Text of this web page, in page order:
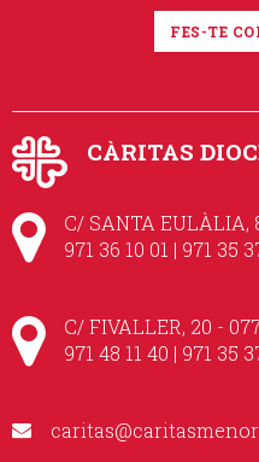
FES-TE
CÀRITAS
C/ SANTA EULÀLIA,
971 36 10 01 | 971 35
C/ FIVALLER, 20 -
971 48 11 40 | 971 35